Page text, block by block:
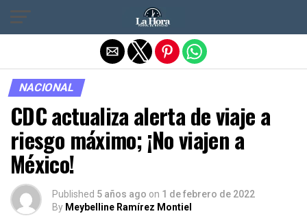
NACIONAL
CDC actualiza alerta de viaje a
riesgo máximo; ¡No viajen a
México!
Published 5 años ago on 1 de febrero de 2022
By Meybelline Ramírez Montiel
Salir de la versión móvil